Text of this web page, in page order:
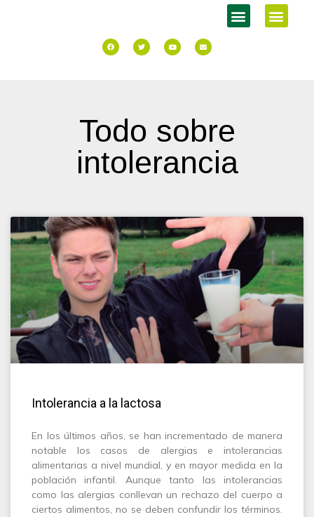
Todo sobre
intolerancia
Intolerancia a la lactosa
En los últimos años, se han incrementado de manera
notable los casos de alergias e intolerancias
alimentarias a nivel mundial, y en mayor medida en la
población infantil. Aunque tanto las intolerancias
como las alergias conllevan un rechazo del cuerpo a
ciertos alimentos, no se deben confundir los términos.